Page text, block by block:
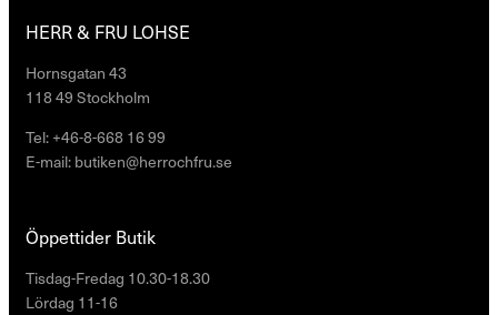
HERR & FRU LOHSE
Hornsgatan 43
118 49 Stockholm
Tel: +46-8-668 16 99
E-mail: butiken@herrochfru.se
Öppettider Butik
Tisdag-Fredag 10.30-18.30
Lördag 11-16